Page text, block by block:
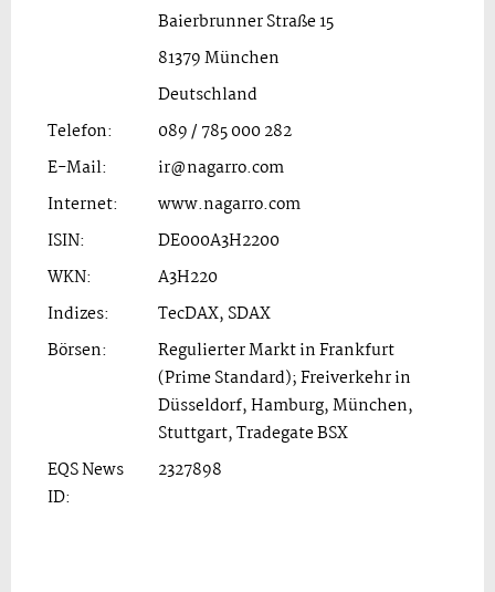
Baierbrunner Straße 15
81379 München
Deutschland
Telefon:
089 / 785 000 282
E-Mail:
ir@nagarro.com
Internet:
www.nagarro.com
ISIN:
DE000A3H2200
WKN:
A3H220
Indizes:
TecDAX, SDAX
Börsen:
Regulierter Markt in Frankfurt
(Prime Standard); Freiverkehr in
Düsseldorf, Hamburg, München,
Stuttgart, Tradegate BSX
EQS News
ID:
2327898